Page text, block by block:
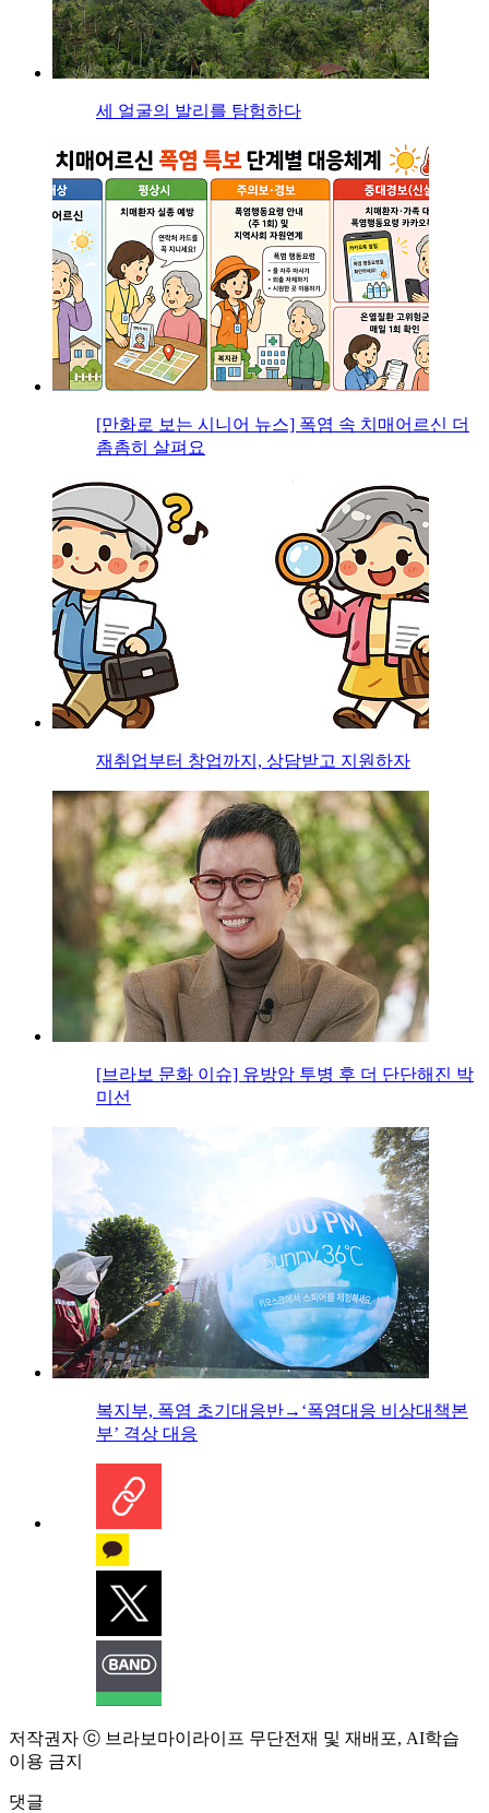
세 얼굴의 발리를 탐험하다
[만화로 보는 시니어 뉴스] 폭염 속 치매어르신 더
촘촘히 살펴요
재취업부터 창업까지, 상담받고 지원하자
[브라보 문화 이슈] 유방암 투병 후 더 단단해진 박
미선
복지부, 폭염 초기대응반→‘폭염대응 비상대책본
부’ 격상 대응
저작권자 ⓒ 브라보마이라이프 무단전재 및 재배포, AI학습
이용 금지
댓글